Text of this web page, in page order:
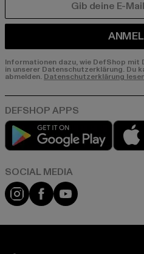
Informationen dazu, wie DefShop mit
in unserer Datenschutzerklärung. Du
abmelden. Datenschutzerklärung
Play
Instagram
FacebookYouTube